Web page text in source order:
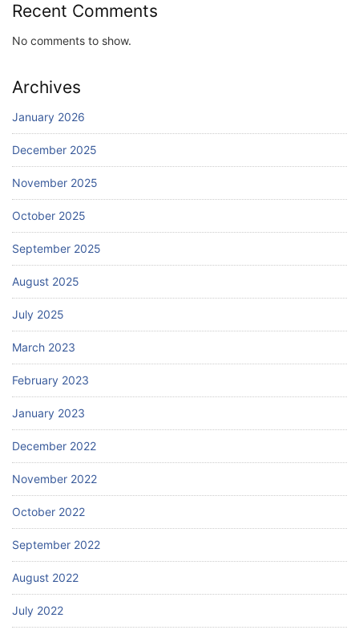
Recent Comments
No comments to show.
Archives
January 2026
December 2025
November 2025
October 2025
September 2025
August 2025
July 2025
March 2023
February 2023
January 2023
December 2022
November 2022
October 2022
September 2022
August 2022
July 2022